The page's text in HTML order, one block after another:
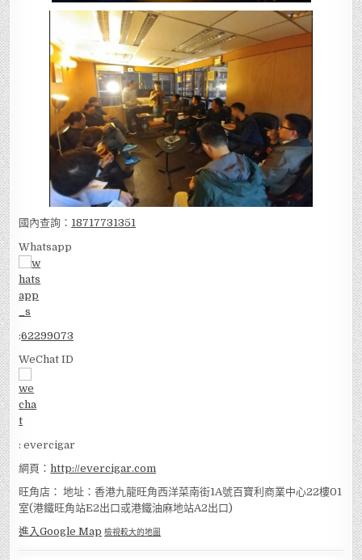
國內查詢： 18717731351
Whatsapp
:62299073
WeChat ID
: evercigar
網頁：http://evercigar.com
旺角店： 地址：香港九龍旺角西洋菜南街1A號百寶利商業中心22樓01
室(港鐵旺角站E2出口或港鐵油麻地站A2出口)
進入Google Map 檢視較大的地圖